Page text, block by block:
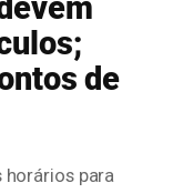
de
para